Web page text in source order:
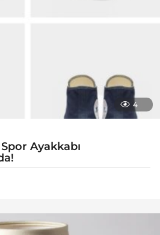
4
Ayakkabı